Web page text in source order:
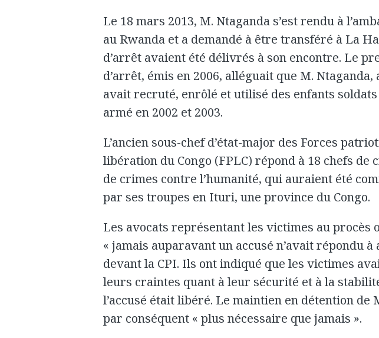
Le 18 mars 2013, M. Ntaganda s’est rendu à
au Rwanda et a demandé à être transféré à La
d’arrêt avaient été délivrés à son encontre. Le
d’arrêt, émis en 2006, alléguait que M. Ntaganda,
avait recruté, enrôlé et utilisé des enfants
armé en 2002 et 2003.
L’ancien sous-chef d’état-major des Forces
libération du Congo (FPLC) répond à 18 chefs de
de crimes contre l’humanité, qui auraient été
par ses troupes en Ituri, une province du Congo.
Les avocats représentant les victimes au procès
« jamais auparavant un accusé n’avait répondu à
devant la CPI. Ils ont indiqué que les victimes
leurs craintes quant à leur sécurité et à la
l’accusé était libéré. Le maintien en détention de
par conséquent « plus nécessaire que jamais ».